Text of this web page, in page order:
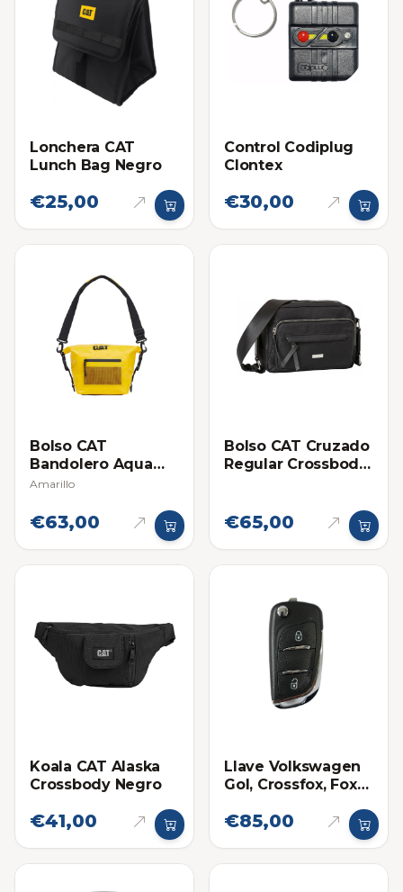
Lonchera CAT
Lunch Bag Negro
€25,00
Control Codiplug
Clontex
€30,00
Bolso CAT
Bandolero Aqua
Crossbody Bag
Amarillo
€63,00
Bolso CAT Cruzado
Regular Crossbody
€65,00
Koala CAT Alaska
Crossbody Negro
€41,00
Llave Volkswagen
Gol, Crossfox, Fox
48
€85,00